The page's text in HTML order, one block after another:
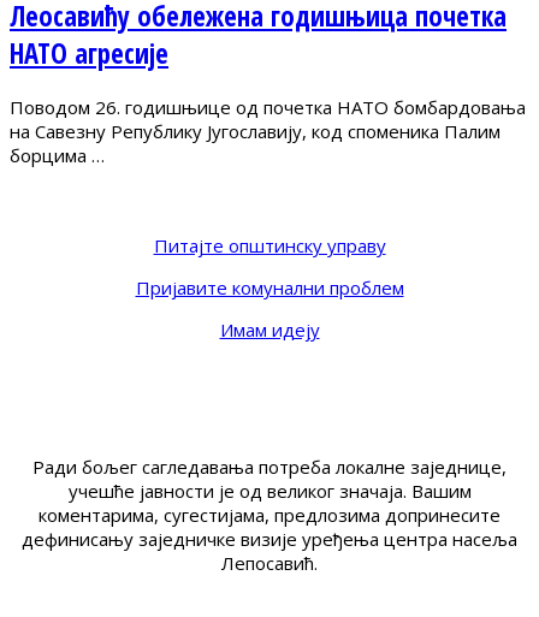
Леосавићу обележена годишњица почетка
НАТО агресије
Поводом 26. годишњице од почетка НАТО бомбардовања
на Савезну Републику Југославију, код споменика Палим
борцима …
Питајте општинску управу
Пријавите комунални проблем
Имам идеју
Ради бољег сагледавања потреба локалне заједнице,
учешће јавности је од великог значаја. Вашим
коментарима, сугестијама, предлозима допринесите
дефинисању заједничке визије уређења центра насеља
Лепосавић.